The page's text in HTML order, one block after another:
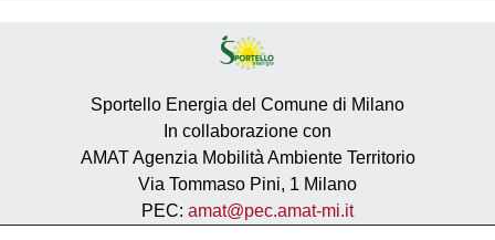
Sportello Energia del Comune di Milano
In collaborazione con
AMAT Agenzia Mobilità Ambiente Territorio
Via Tommaso Pini, 1 Milano
PEC: amat@pec.amat-mi.it